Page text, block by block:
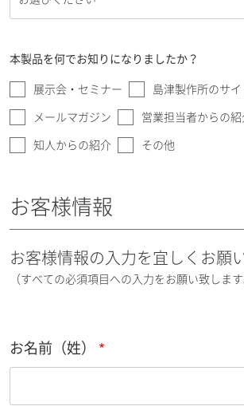
本製品を何でお知りになりましたか？
展示会・セミナー 島津製作所のサイ
メールマガジン 営業担当者からの紹
知人からの紹介 その他
お客様情報
お客様情報の入力を宜しくお願
（すべての必須項目への入力をお願い致します
お名前（姓）